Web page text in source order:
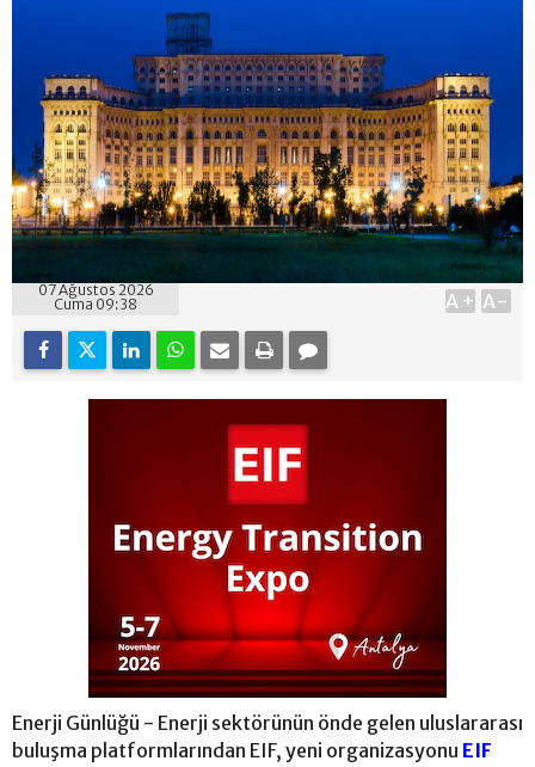
07 Ağustos 2026
Cuma 09:38
A+ A-
Enerji Günlüğü - Enerji sektörünün önde gelen uluslararası
buluşma platformlarından EIF, yeni organizasyonu EIF